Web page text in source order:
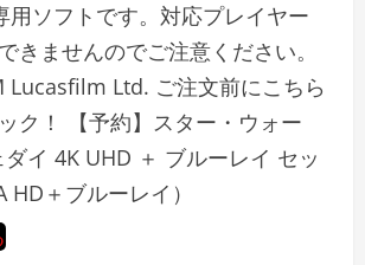
ソフトです。対応プレイヤー
きませんのでご注意ください。
Lucasfilm Ltd. ご注文前にこちら
ク！ 【予約】スター・ウォー
イ 4K UHD ＋ ブルーレイ セッ
HD＋ブルーレイ）